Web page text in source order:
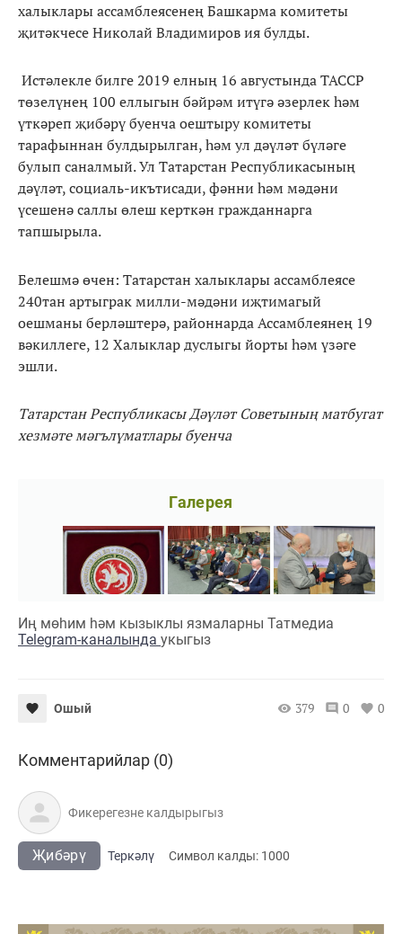
халыклары ассамблеясенең Башкарма комитеты
җитәкчесе Николай Владимиров ия булды.
Истәлекле билге 2019 елның 16 августында ТАССР
төзелүнең 100 еллыгын бәйрәм итүгә әзерлек һәм
үткәреп җибәрү буенча оештыру комитеты
тарафыннан булдырылган, һәм ул дәүләт бүләге
булып саналмый. Ул Татарстан Республикасының
дәүләт, социаль-икътисади, фәнни һәм мәдәни
үсешенә саллы өлеш керткән гражданнарга
тапшырыла.
Белешмә өчен: Татарстан халыклары ассамблеясе
240тан артыграк милли-мәдәни иҗтимагый
оешманы берләштерә, районнарда Ассамблеянең 19
вәкиллеге, 12 Халыклар дуслыгы йорты һәм үзәге
эшли.
Татарстан Республикасы Дәүләт Советының матбугат
хезмәте мәгълүматлары буенча
Галерея
Иң мөһим һәм кызыклы язмаларны Татмедиа
Telegram-каналында укыгыз
Ошый 379 0 0
Комментарийлар (0)
Җибәрү Теркәлү Cимвол калды: 1000